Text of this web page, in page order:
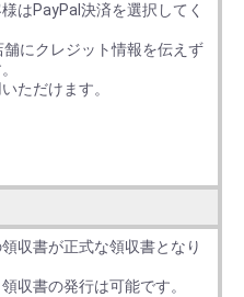
はPayPal決済を選択してく
にクレジット情報を伝えず
ただけます。
収書が正式な領収書となり
収書の発行は可能です。